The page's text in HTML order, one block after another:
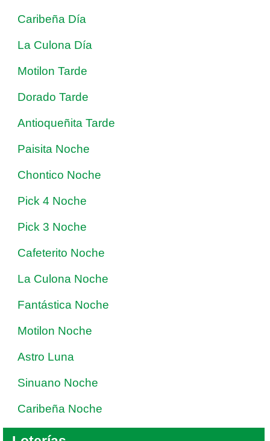
Caribeña Día
La Culona Día
Motilon Tarde
Dorado Tarde
Antioqueñita Tarde
Paisita Noche
Chontico Noche
Pick 4 Noche
Pick 3 Noche
Cafeterito Noche
La Culona Noche
Fantástica Noche
Motilon Noche
Astro Luna
Sinuano Noche
Caribeña Noche